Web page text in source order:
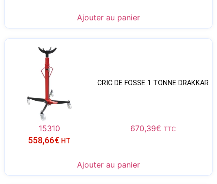
Ajouter au panier
CRIC DE FOSSE 1 TONNE DRAKKAR
15310 670,39€ TTC
558,66€ HT
Ajouter au panier